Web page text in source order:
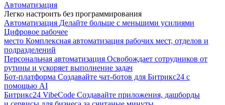
Автоматизация
Легко настроить без программирования
Автоматизация Делайте больше с меньшими усилиями
Цифровое рабочее
место Комплексная автоматизация рабочих мест, отделов и
подразделений
Персональная автоматизация Освобождает сотрудников от
рутины и ускоряет выполнение задач
Бот-платформа Создавайте чат-ботов для Битрикс24 с
помощью AI
Битрикс24 VibeCode Создавайте приложения, дашборды